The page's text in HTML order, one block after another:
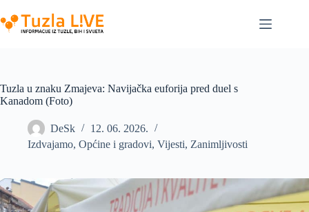
to
content
Tuzla u znaku Zmajeva: Navijačka euforija pred duel s
Kanadom (Foto)
DeSk
12. 06. 2026.
Izdvajamo, Općine i gradovi, Vijesti, Zanimljivosti